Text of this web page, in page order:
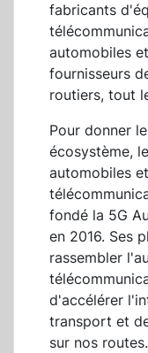
fabricants
automobiles
fournisseurs
routiers, tout
Pour donner
écosystème,
automobiles
fondé la 5G
en 2016. Ses
rassembler
d'accélérer
transport et
sur nos routes.